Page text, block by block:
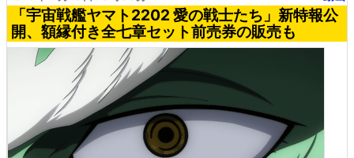
「宇宙戦艦ヤマト2202 愛の戦士たち」新特報公
開、額縁付き全七章セット前売券の販売も